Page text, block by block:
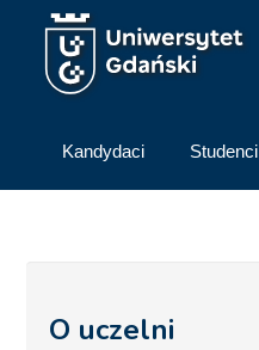
Przejdź do treści
Kandydaci Studenci
O uczelni